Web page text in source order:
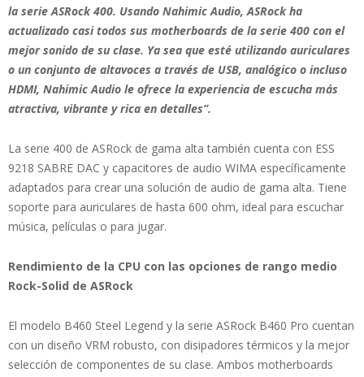
la serie ASRock 400. Usando Nahimic Audio, ASRock ha
actualizado casi todos sus motherboards de la serie 400 con el
mejor sonido de su clase. Ya sea que esté utilizando auriculares
o un conjunto de altavoces a través de USB, analógico o incluso
HDMI, Nahimic Audio le ofrece la experiencia de escucha más
atractiva, vibrante y rica en detalles”.
La serie 400 de ASRock de gama alta también cuenta con ESS
9218 SABRE DAC y capacitores de audio WIMA específicamente
adaptados para crear una solución de audio de gama alta. Tiene
soporte para auriculares de hasta 600 ohm, ideal para escuchar
música, películas o para jugar.
Rendimiento de la CPU con las opciones de rango medio
Rock-Solid de ASRock
El modelo B460 Steel Legend y la serie ASRock B460 Pro cuentan
con un diseño VRM robusto, con disipadores térmicos y la mejor
selección de componentes de su clase. Ambos motherboards